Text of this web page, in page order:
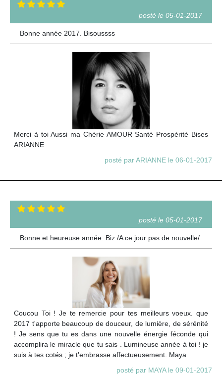
posté le 05-01-2017
Bonne année 2017. Bisoussss
Merci à toi Aussi ma Chérie AMOUR Santé Prospérité Bises
ARIANNE
posté par ARIANNE le 06-01-2017
posté le 05-01-2017
Bonne et heureuse année. Biz /A ce jour pas de nouvelle/
Coucou Toi ! Je te remercie pour tes meilleurs voeux. que
2017 t'apporte beaucoup de douceur, de lumière, de sérénité
! Je sens que tu es dans une nouvelle énergie féconde qui
accomplira le miracle que tu sais . Lumineuse année à toi ! je
suis à tes cotés ; je t'embrasse affectueusement. Maya
posté par MAYA le 09-01-2017